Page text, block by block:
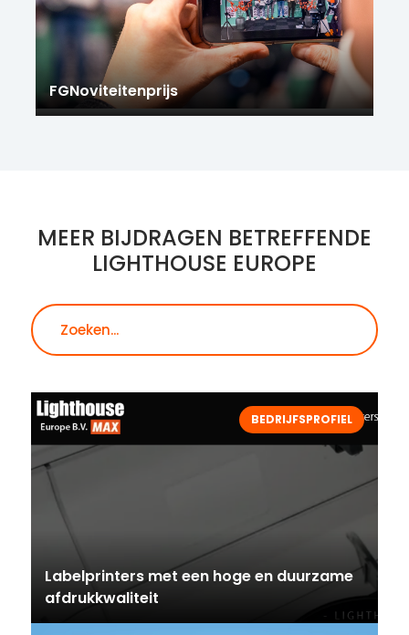
FGNoviteitenprijs
MEER BIJDRAGEN BETREFFENDE
LIGHTHOUSE EUROPE
BEDRIJFSPROFIEL
Labelprinters met een hoge en duurzame
afdrukkwaliteit